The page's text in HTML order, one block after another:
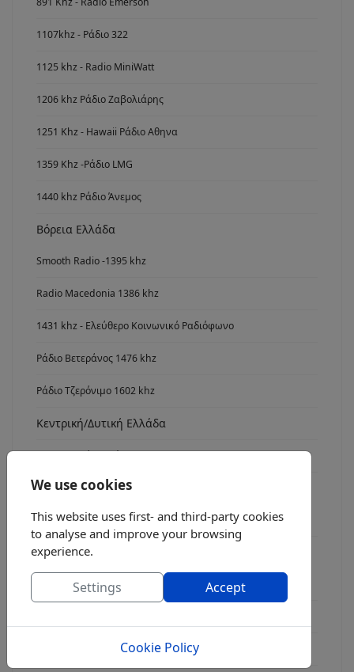
1107khz - Ράδιο 322
1125 khz - Radio MiniWatt
1206 khz Ράδιο Ζαβολιάρης
1251 Khz - Hawaii Ράδιο Αθηνα
1359 Khz -Ράδιο LMG
1440 khz Ράδιο Άνεμος
Βόρεια Ελλάδα
Smooth Radio -1395 khz
Radio Macedonia 1386 khz
1431 khz - Ελεύθερο Κοινωνικό Ραδιόφωνο
Ράδιο Βετεράνος 1476 khz
Ράδιο Τζερόνιμο 1602 khz
Κεντρική/Δυτική Ελλάδα
Ανατολική Ελλάδα
Νότια Ελλάδα
Radio Asyrmatos 1134 khz
FM stereo
Ράδιο fm7
We use cookies
This website uses first- and third-party cookies
to analyse and improve your browsing
experience.
Settings Accept
Cookie Policy